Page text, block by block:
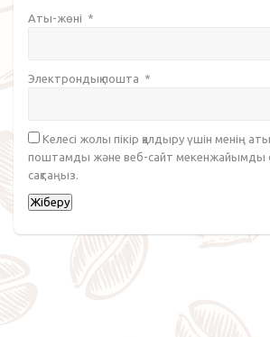
Аты-жөні *
Электрондық пошта *
Келесі жолы пікір қалдыру үшін менің
поштамды және веб-сайт мекенжайымды
сақтаңыз.